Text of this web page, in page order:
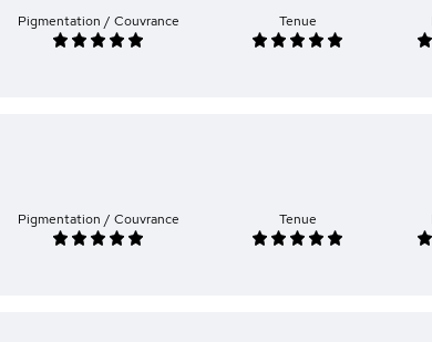
Pigmentation / Couvrance Tenue
Pigmentation / Couvrance Tenue